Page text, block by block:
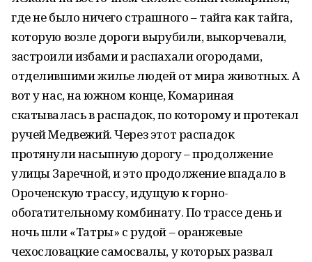
где не было ничего страшного – тайга как тайга,
которую возле дороги вырубили, выкорчевали,
застроили избами и распахали огородами,
отделившими жилье людей от мира животных. А
вот у нас, на южном конце, Комариная
скатывалась в распадок, по которому и протекал
ручей Медвежий. Через этот распадок
протянули насыпную дорогу – продолжение
улицы Заречной, и это продолжение впадало в
Ороченскую трассу, идущую к горно-
обогатительному комбинату. По трассе день и
ночь шли «Татры» с рудой – оранжевые
чехословацкие самосвалы, у которых развал